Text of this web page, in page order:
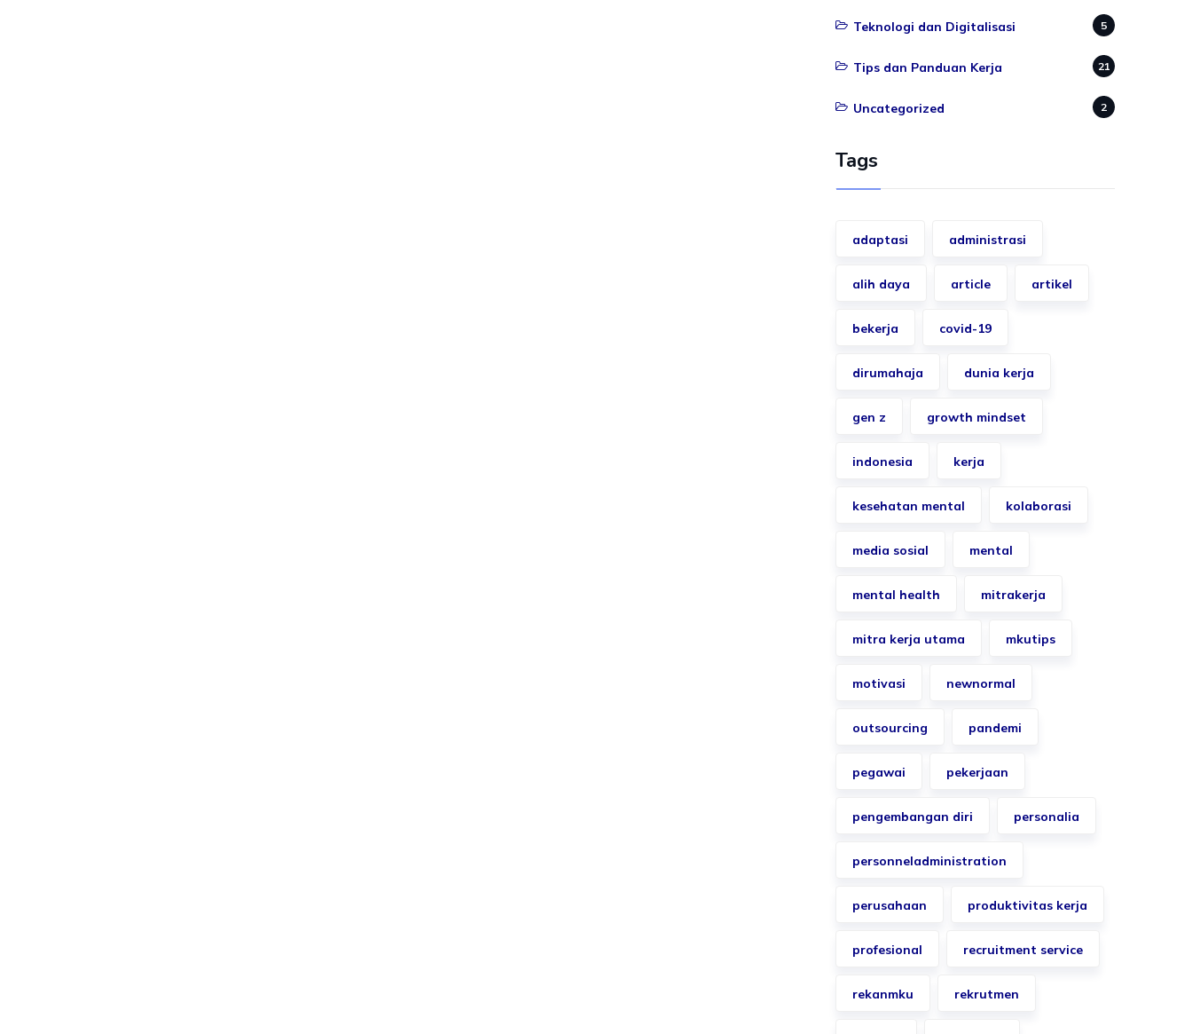
Teknologi dan Digitalisasi 5
Tips dan Panduan Kerja 21
Uncategorized 2
Tags
adaptasi administrasi
alih daya article artikel
bekerja covid-19
dirumahaja dunia kerja
gen z growth mindset
indonesia kerja
kesehatan mental kolaborasi
media sosial mental
mental health mitrakerja
mitra kerja utama mkutips
motivasi newnormal
outsourcing pandemi
pegawai pekerjaan
pengembangan diri personalia
personneladministration
perusahaan produktivitas kerja
profesional recruitment service
rekanmku rekrutmen